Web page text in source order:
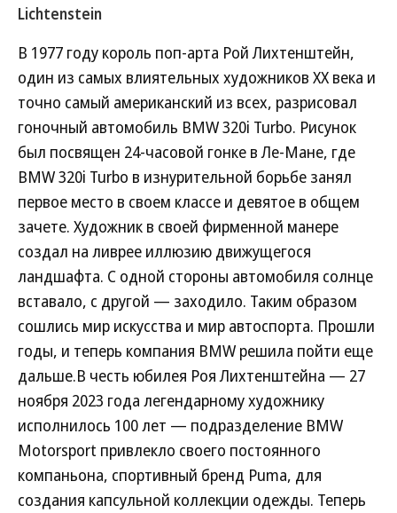
Lichtenstein
В 1977 году король поп-арта Рой Лихтенштейн,
один из самых влиятельных художников XX века и
точно самый американский из всех, разрисовал
гоночный автомобиль BMW 320i Turbo. Рисунок
был посвящен 24-часовой гонке в Ле-Мане, где
BMW 320i Turbo в изнурительной борьбе занял
первое место в своем классе и девятое в общем
зачете. Художник в своей фирменной манере
создал на ливрее иллюзию движущегося
ландшафта. С одной стороны автомобиля солнце
вставало, с другой — заходило. Таким образом
сошлись мир искусства и мир автоспорта. Прошли
годы, и теперь компания BMW решила пойти еще
дальше.В честь юбилея Роя Лихтенштейна — 27
ноября 2023 года легендарному художнику
исполнилось 100 лет — подразделение BMW
Motorsport привлекло своего постоянного
компаньона, спортивный бренд Puma, для
создания капсульной коллекции одежды. Теперь